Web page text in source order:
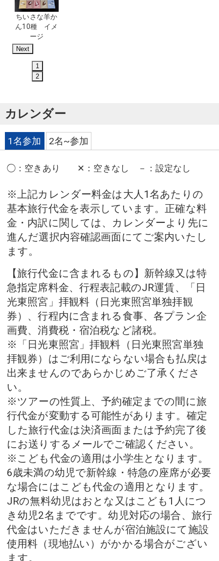
ちいさな羊か
ん10種 イメ
ージ
Next
1
2
カレンダー
1名参加 2名~参加
◯ ： 空きあり ✕ ： 空きなし － ： 設定なし
※上記カレンダー料金は大人1名あたりの
基本旅行代金を表示しています。正確な料
金・内訳に関しては、カレンダーより先に
進んだ選択内容確認画面にてご案内いたし
ます。
【旅行代金に含まれるもの】新幹線又は特
急指定席料金、行程表記載のJR運賃、「日
光東照宮」拝観料（日光東照宮単独拝観
券）、行程内に含まれる食事、各プラン企
画費、消費税・宿泊税など諸税。
※「日光東照宮」拝観料（日光東照宮単独
拝観券）はご利用にならない場合も払戻は
出来ませんのであらかじめご了承くださ
い。
※ツアーの性質上、予約確定までの間に旅
行代金が変動する可能性があります。確定
した旅行代金は決済画面または予約完了後
にお送りするメールでご確認ください。
※こども代金の適用は小学生となります。
6歳未満の幼児で新幹線・特急の座席が必要
な場合にはこども代金の適用となります。
JRの無料幼児はおとな又はこども1人につ
き幼児2名までです。幼児対応の場合、旅行
代金はいただきませんが宿泊施設にて施設
使用料（現地払い）がかかる場合がござい
ます。